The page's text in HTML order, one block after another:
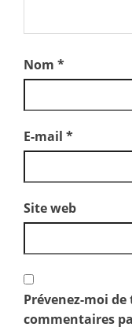
Nom *
E-mail *
Site web
Prévenez-moi
commentaires